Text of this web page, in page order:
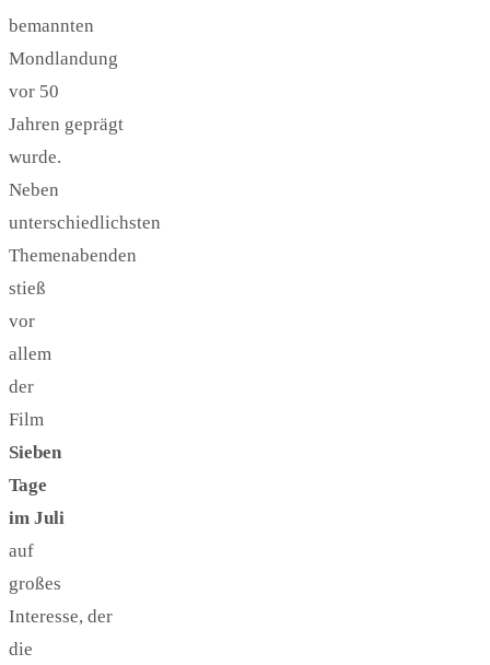
bemannten
Mondlandung
vor 50
Jahren geprägt
wurde.
Neben
unterschiedlichsten
Themenabenden
stieß
vor
allem
der
Film
Sieben
Tage
im Juli
auf
großes
Interesse, der
die